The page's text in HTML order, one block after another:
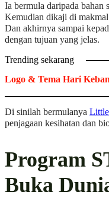
Ia bermula daripada bahan
Kemudian dikaji di
Dan akhirnya sampai
dengan tujuan yang jelas.
Trending sekarang
Logo & Tema Hari
Di sinilah bermulanya
penjagaan kesihatan dan
Program
Buka